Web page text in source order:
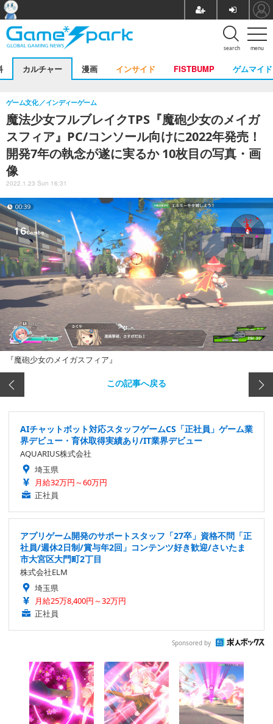
menu
search
カルチャー 漫画 インサイド FISTBUMP ゲムマイド
魔法少女フルブレイクTPS『魔砲少女のメイガ
スフィア』PC/コンソール向けに2022年発売！
開発7年の執念が遂に実るか 10枚目の写真・画
像
ゲーム文化 インディーゲーム
2022.1.23 Sun 16:31
『魔砲少女のメイガスフィア』
この記事へ戻る
AIチャットボット対応スタッフゲームCS「正社員」ゲーム業
界デビュー・育休取得実績あり/IT業界デビュー
AQUARIUS株式会社
埼玉県
月給32万円～60万円
正社員
アプリゲーム開発のサポートスタッフ「27卒」資格不問「正
社員/週休2日制/賞与年2回」コンテンツ好き歓迎/さいたま
市大宮区大門町2丁目
株式会社ELM
埼玉県
月給25万8,400円～32万円
正社員
Sponsored by